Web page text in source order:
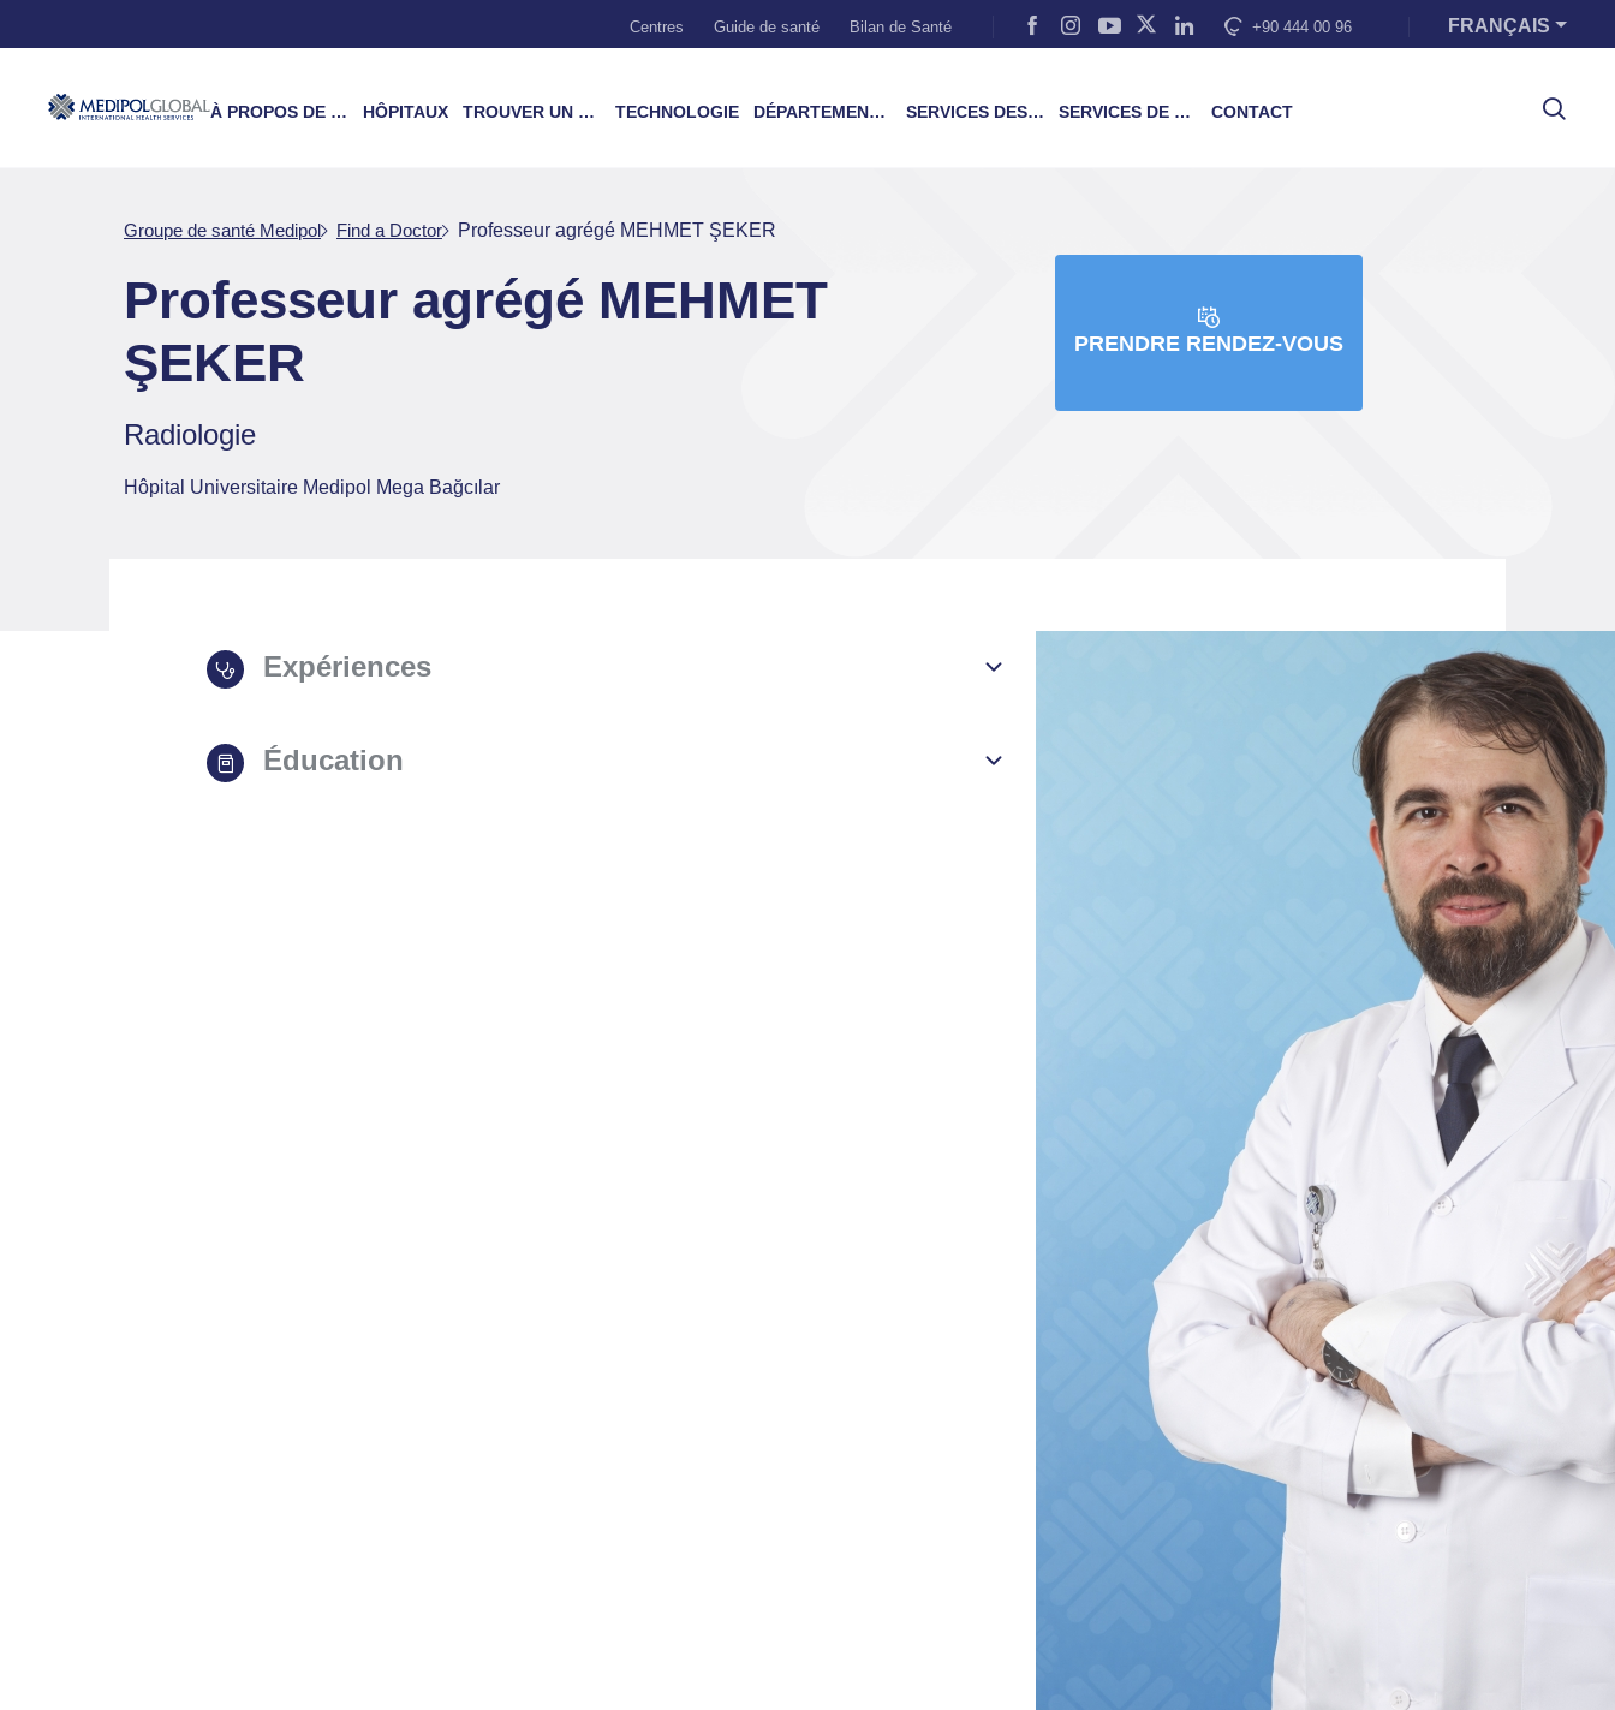
Centres Guide de santé Bilan de Santé +90 444 00 96 FRANÇAIS
À PROPOS DE NOUS HÔPITAUX TROUVER UN MÉDECIN TECHNOLOGIE DÉPARTEMENTS & TRAITEMENTS SERVICES DES PATIENTS SERVICES DE FORMATION CONTACT
Groupe de santé Medipol Find a Doctor Professeur agrégé MEHMET ŞEKER
Professeur agrégé MEHMET
ŞEKER
Radiologie
Hôpital Universitaire Medipol Mega Bağcılar
PRENDRE RENDEZ-VOUS
Expériences
Éducation